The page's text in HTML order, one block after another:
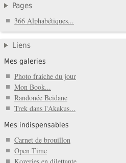
Pages
366 Alphabétiques...
Liens
Mes galeries
Photo fraiche du jour
Mon Book...
Randonée Beidane
Trek dans l'Akakus...
Mes indispensables
Carnet de brouillon
Open Time
Kozeries en dilettante